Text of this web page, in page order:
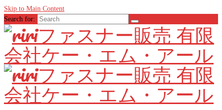
Skip to Main Content
Search for: